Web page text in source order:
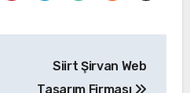
Siirt Şirvan Web
Tasarım Firması